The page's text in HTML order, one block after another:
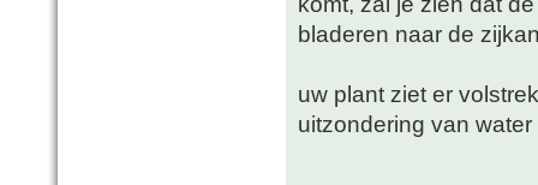
bladeren naar de
uw plant ziet er
uitzondering van